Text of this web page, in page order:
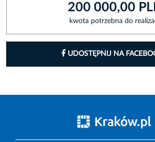
200 000,00
kwota potrzebna do
UDOSTĘPNIJ NA